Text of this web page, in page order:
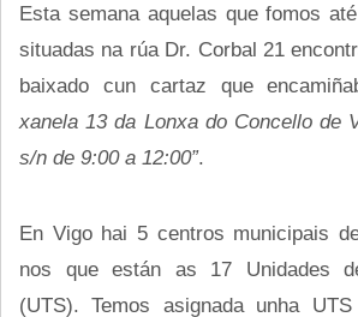
Esta semana aquelas que fomos
situadas na rúa Dr. Corbal 21
baixado cun cartaz que
xanela 13 da Lonxa do Concello de
s/n de 9:00 a 12:00”.
En Vigo hai 5 centros municipais
nos que están as 17 Unidades
(UTS). Temos asignada unha